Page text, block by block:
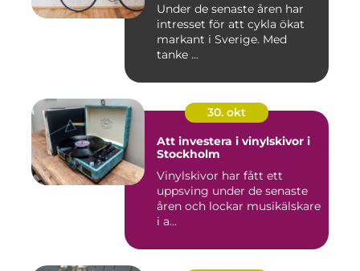
Under de senaste åren har
intresset för att cykla ökat
markant i Sverige. Med
tanke ...
30. okt
Att investera i vinylskivor i
Stockholm
Vinylskivor har fått ett
uppsving under de senaste
åren och lockar musikälskare
i a...